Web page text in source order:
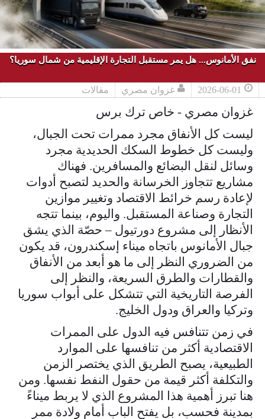
نفق الأمانوس... هل يمر مستقبل التجارة الإقليمية من شمال سوريا؟
2026-06-01 غزوان مصري مقالات
غزوان مصري - خاص ترك برس
ليست كل الأنفاق مجرد ممرات تحت الجبال،
وليست كل خطوط السكك الحديدية مجرد
وسائل لنقل البضائع والمسافرين. فهناك
مشاريع تتجاوز الخرسانة والحديد لتصبح أدوات
لإعادة رسم خرائط الاقتصاد وتغيير موازين
التجارة وصناعة المستقبل. واليوم، بينما تتجه
الأنظار إلى مشروع دورتيول – حصّة الذي يشق
جبال الأمانوس باتجاه ميناء إسكندرون، قد يكون
من الضروري النظر إلى ما هو أبعد من الأنفاق
والقطارات والطرق السريعة، والنظر إلى
الفرصة التاريخية التي تتشكل على أبواب سوريا
وتركيا والعراق ودول الخليج.
في زمن تتنافس فيه الدول على الممرات
الاقتصادية أكثر من تنافسها على الموارد
الطبيعية، يصبح الطريق الذي يختصر الزمن
والتكلفة أكثر قيمة من حقول النفط نفسها. ومن
هنا تبرز أهمية هذا المشروع الذي لا يربط ميناءً
بمدينة فحسب، بل يفتح الباب أمام ولادة ممر